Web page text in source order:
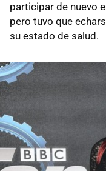
participar de nuevo
pero tuvo que
su estado de salud.